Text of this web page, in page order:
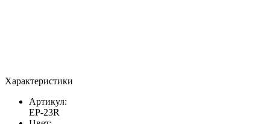
Характеристики
Артикул:
EP-23R